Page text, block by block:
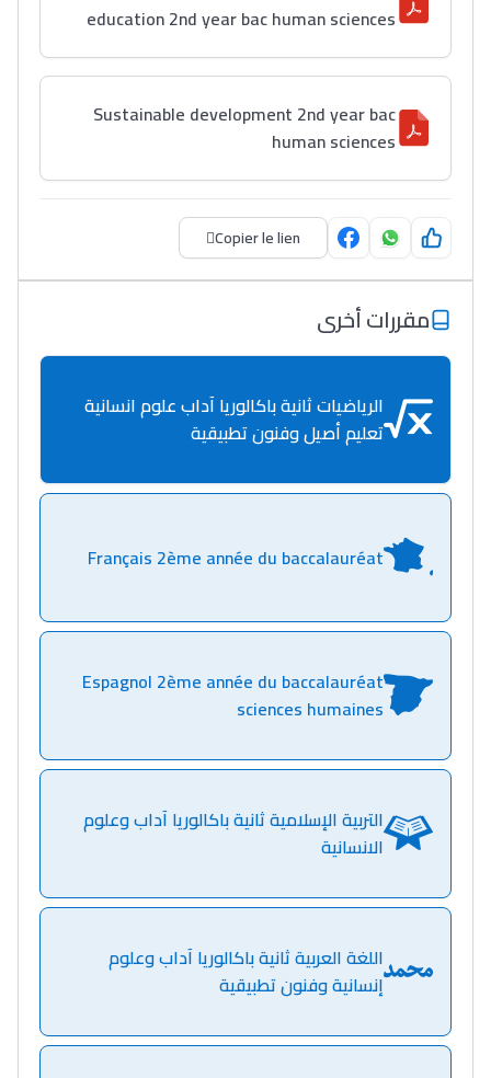
Post-Bac
+ de 78 Sujets
+ de 89 Interviews/Vidéos
دليل المهن
التوجيه بالثانوي و الإعدادي
education 2nd year bac human sciences
Sustainable development 2nd year bac
human sciences
Copier le lien
مقررات أخرى
الرياضيات ثانية باكالوريا آداب علوم انسانية
تعليم أصيل وفنون تطبيقية
Français 2ème année du baccalauréat
Espagnol 2ème année du baccalauréat
sciences humaines
التربية الإسلامية ثانية باكالوريا آداب وعلوم
الانسانية
اللغة العربية ثانية باكالوريا آداب وعلوم
إنسانية وفنون تطبيقية